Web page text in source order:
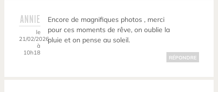
ANNIE
le
21/02/2026
à
10h18
Encore de magnifiques photos , merci
pour ces moments de rêve, on oublie la
pluie et on pense au soleil.
RÉPONDRE